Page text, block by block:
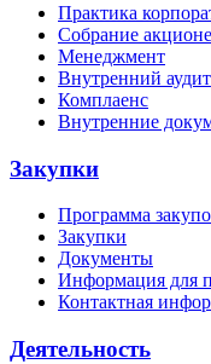
Практика
Собрание
Менеджмент
Внутренний аудит
Комплаенс
Внутренние
Закупки
Программа
Закупки
Документы
Информация для
Контактная
Деятельность